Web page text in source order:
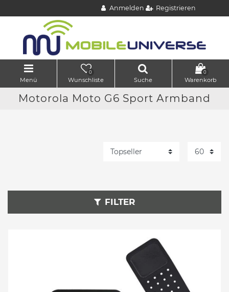
Anmelden Registrieren
Menü
0
Wunschliste Suche
0
Warenkorb
Motorola Moto G6 Sport Armband
FILTER